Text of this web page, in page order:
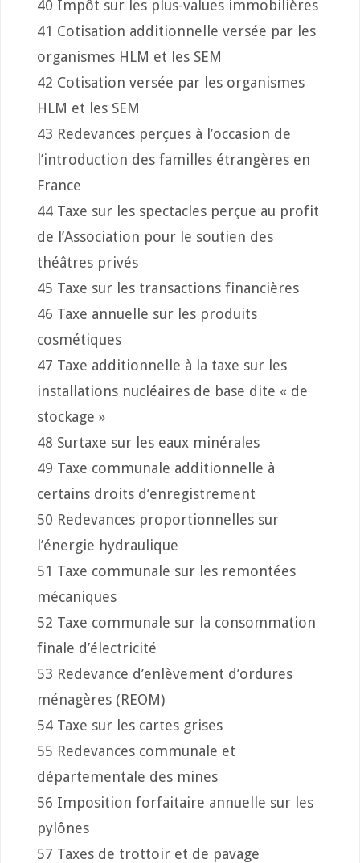
40 Impôt sur les plus-values immobilières
41 Cotisation additionnelle versée par les
organismes HLM et les SEM
42 Cotisation versée par les organismes
HLM et les SEM
43 Redevances perçues à l’occasion de
l’introduction des familles étrangères en
France
44 Taxe sur les spectacles perçue au profit
de l’Association pour le soutien des
théâtres privés
45 Taxe sur les transactions financières
46 Taxe annuelle sur les produits
cosmétiques
47 Taxe additionnelle à la taxe sur les
installations nucléaires de base dite « de
stockage »
48 Surtaxe sur les eaux minérales
49 Taxe communale additionnelle à
certains droits d’enregistrement
50 Redevances proportionnelles sur
l’énergie hydraulique
51 Taxe communale sur les remontées
mécaniques
52 Taxe communale sur la consommation
finale d’électricité
53 Redevance d’enlèvement d’ordures
ménagères (REOM)
54 Taxe sur les cartes grises
55 Redevances communale et
départementale des mines
56 Imposition forfaitaire annuelle sur les
pylônes
57 Taxes de trottoir et de pavage